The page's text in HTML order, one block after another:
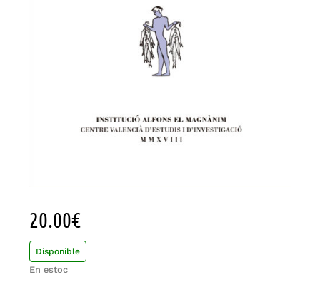
20.00€
Disponible
En estoc